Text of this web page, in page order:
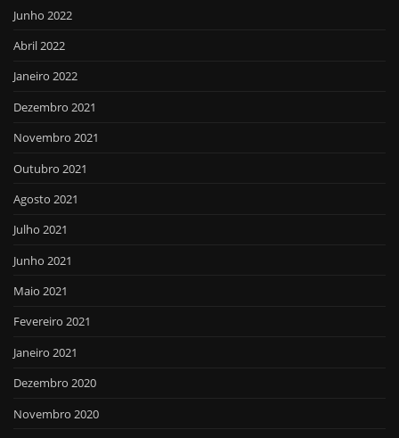
Junho 2022
Abril 2022
Janeiro 2022
Dezembro 2021
Novembro 2021
Outubro 2021
Agosto 2021
Julho 2021
Junho 2021
Maio 2021
Fevereiro 2021
Janeiro 2021
Dezembro 2020
Novembro 2020